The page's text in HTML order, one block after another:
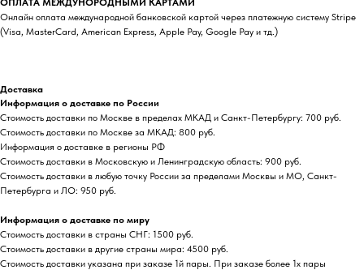
ОПЛАТА МЕЖДУНОРОДНЫМИ КАРТАМИ
Онлайн оплата международной банковской картой через платежную систему Stripe
(Visa, MasterCard, American Express, Apple Pay, Google Pay и тд.)
Доставка
Информация о доставке по России
Стоимость доставки по Москве в пределах МКАД и Санкт-Петербургу: 700 руб.
Стоимость доставки по Москве за МКАД: 800 руб.
Информация о доставке в регионы РФ
Стоимость доставки в Московскую и Ленинградскую область: 900 руб.
Стоимость доставки в любую точку России за пределами Москвы и МО, Санкт-
Петербурга и ЛО: 950 руб.
Информация о доставке по миру
Стоимость доставки в страны СНГ: 1500 руб.
Стоимость доставки в другие страны мира: 4500 руб.
Стоимость доставки указана при заказе 1й пары. При заказе более 1х пары